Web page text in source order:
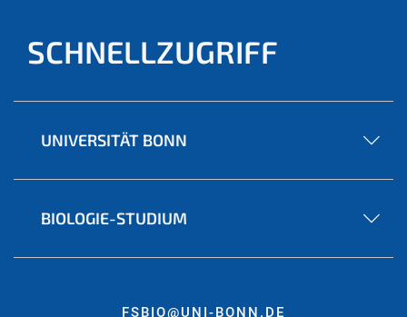
SCHNELLZUGRIFF
UNIVERSITÄT BONN
BIOLOGIE-STUDIUM
FSBIO@UNI-BONN.DE